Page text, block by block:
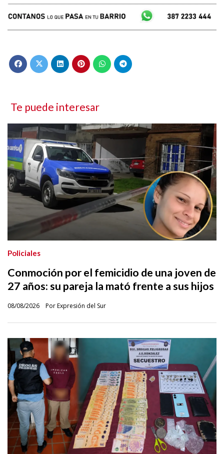
Te puede interesar
Conmoción por el femicidio de una joven de
27 años: su pareja la mató frente a sus hijos
Por Expresión del Sur
Policiales
08/08/2026